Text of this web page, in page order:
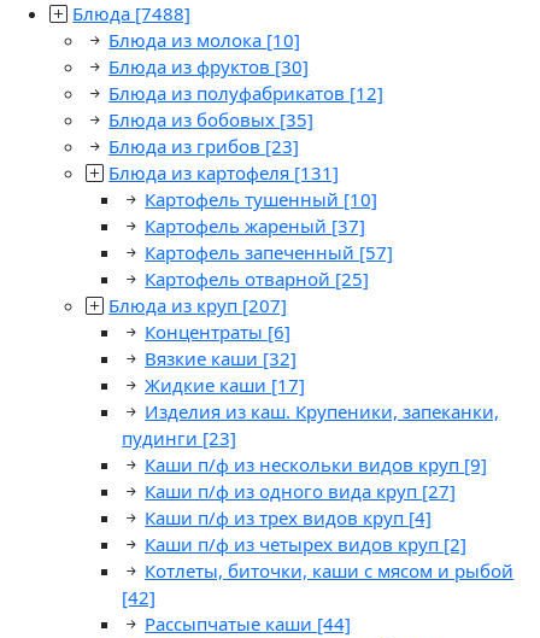
Блюда [7488]
Блюда из молока [10]
Блюда из фруктов [30]
Блюда из полуфабрикатов [12]
Блюда из бобовых [35]
Блюда из грибов [23]
Блюда из картофеля [131]
Картофель тушенный [10]
Картофель жареный [37]
Картофель запеченный [57]
Картофель отварной [25]
Блюда из круп [207]
Концентраты [6]
Вязкие каши [32]
Жидкие каши [17]
Изделия из каш. Крупеники, запеканки,
пудинги [23]
Каши п/ф из нескольки видов круп [9]
Каши п/ф из одного вида круп [27]
Каши п/ф из трех видов круп [4]
Каши п/ф из четырех видов круп [2]
Котлеты, биточки, каши с мясом и рыбой
[42]
Рассыпчатые каши [44]